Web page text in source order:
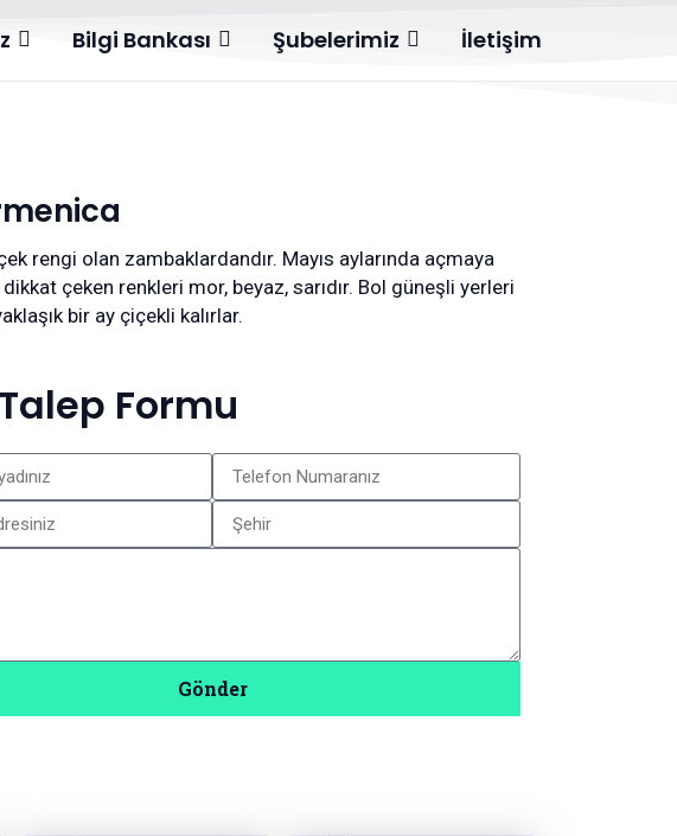
Bilgi Bankası Şubelerimiz İletişim
rengi olan zambaklardandır. Mayıs aylarında açmaya
çeken renkleri mor, beyaz, sarıdır. Bol güneşli yerleri
bir ay çiçekli kalırlar.
Formu
Gönder